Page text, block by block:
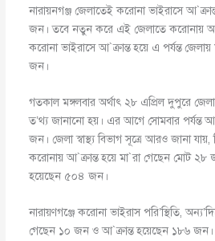
নারায়নগঞ্জ জেলাতেই করোনা ভাইরাসে
জন। তবে নতুন করে এই জেলাতে করোনায়
করোনা ভাইরাসে আ`ক্রান্ত হয়ে এ পর্যন্ত
জন।
গতকাল মঙ্গলবার অর্থাৎ ২৮ এপ্রিল দুপুরে জেলা
ত’থ্য জানানো হয়। এর আগে সোমবার পর্যন্ত
জন। জেলা স্বাস্থ্য বিভাগ সূত্রে আরও জানা
করোনায় আ`ক্রান্ত হয়ে মা`রা গেছেন মোট ২৮
হয়েছেন ৫০৪ জন।
নারায়ণগঞ্জে করোনা ভাইরাস পরি’স্থিতি,
গেছেন ১০ জন ও আ`ক্রান্ত হয়েছেন ১৮৬